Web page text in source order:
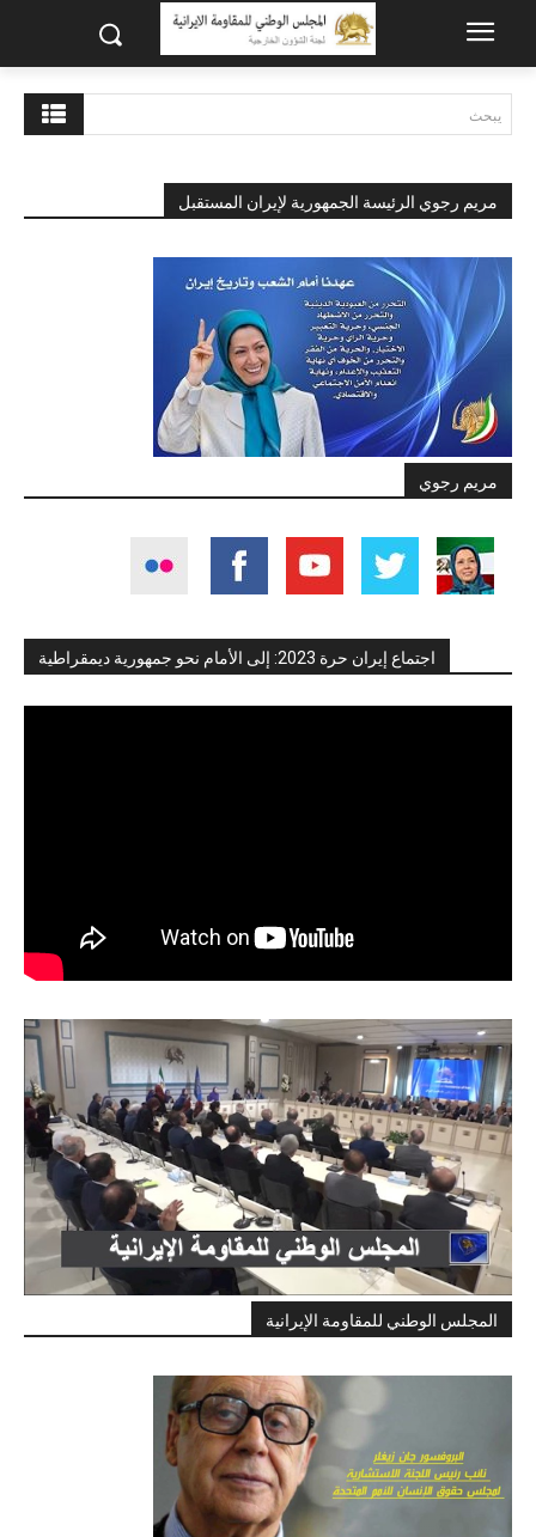
يبحث
مريم رجوي الرئيسة الجمهورية لإيران المستقبل
مريم رجوي
اجتماع إيران حرة 2023: إلى الأمام نحو جمهورية ديمقراطية
المجلس الوطني للمقاومة الإيرانية